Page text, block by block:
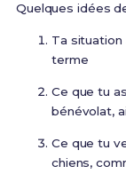
Quelques idées
Ta situation
terme
Ce que tu
bénévolat,
Ce que tu
chiens,